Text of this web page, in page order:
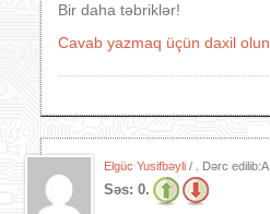
Bir daha təbriklər!
Cavab yazmaq üçün daxil olun
Elgüc Yusifbəyli / . Dərc edilib:A
Səs: 0.